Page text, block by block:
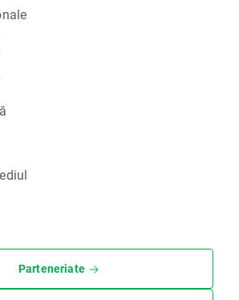
Parteneriate